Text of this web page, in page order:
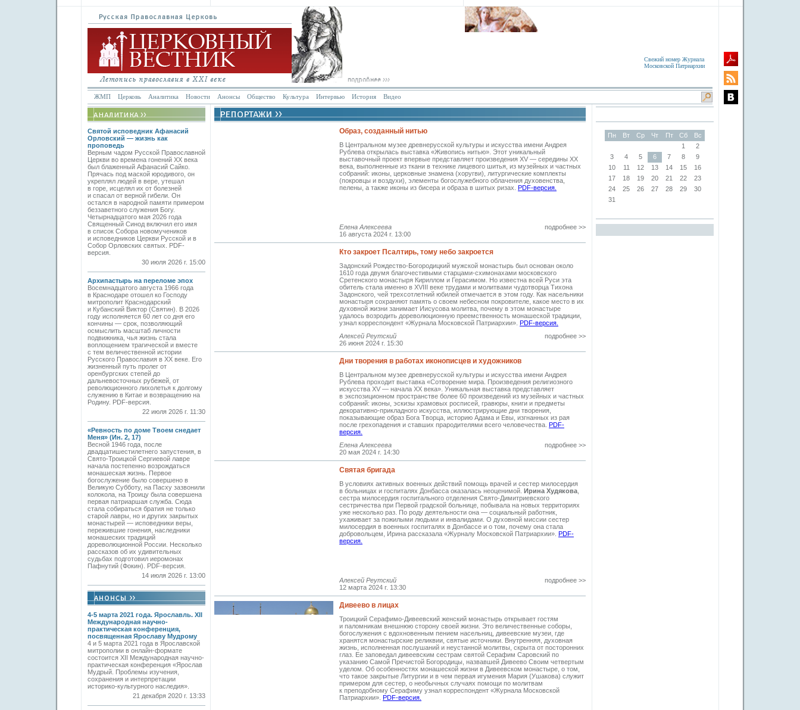
Свежий номер Журнала
Московской Патриархии
ЖМП Церковь Аналитика Новости Анонсы Общество Культура Интервью История Видео
Святой исповедник Афанасий
Орловский — жизнь как
проповедь
Верным чадом Русской Православной
Церкви во времена гонений XX века
был блаженный Афанасий Сайко.
Прячась под маской юродивого, он
укреплял людей в вере, утешал
в горе, исцелял их от болезней
и спасал от верной гибели. Он
остался в народной памяти примером
беззаветного служения Богу.
Четырнадцатого мая 2026 года
Священный Синод включил его имя
в список Собора новомучеников
и исповедников Церкви Русской и в
Собор Орловских святых. PDF-
версия.
30 июля 2026 г. 15:00
Архипастырь на переломе эпох
Восемнадцатого августа 1966 года
в Краснодаре отошел ко Господу
митрополит Краснодарский
и Кубанский Виктор (Святин). В 2026
году исполняется 60 лет со дня его
кончины — срок, позволяющий
осмыслить масштаб личности
подвижника, чья жизнь стала
воплощением трагической и вместе
с тем величественной истории
Русского Православия в XX веке. Его
жизненный путь пролег от
оренбургских степей до
дальневосточных рубежей, от
революционного лихолетья к долгому
служению в Китае и возвращению на
Родину. PDF-версия.
22 июля 2026 г. 11:30
«Ревность по доме Твоем снедает
Меня» (Ин. 2, 17)
Весной 1946 года, после
двадцатишестилетнего запустения, в
Свято-­Троицкой Сергиевой лавре
начала постепенно возрождаться
монашеская жизнь. Первое
богослужение было совершено в
Великую Субботу, на Пасху зазвонили
колокола, на Троицу была совершена
первая патриаршая служба. Сюда
стала собираться братия не только
старой лавры, но и других закрытых
монастырей — исповедники веры,
пережившие гонения, наследники
монашеских традиций
дореволюционной России. Несколько
рассказов об их удивительных
судьбах подготовил иеромонах
Пафнутий (Фокин). PDF-версия.
14 июля 2026 г. 13:00
4-5 марта 2021 года. Ярославль. XII
Международная научно-
практическая конференция,
посвященная Ярославу Мудрому
4 и 5 марта 2021 года в Ярославской
митрополии в онлайн-формате
состоится XII Международная научно-
практическая конференция «Ярослав
Мудрый. Проблемы изучения,
сохранения и интерпретации
историко-культурного наследия».
21 декабря 2020 г. 13:33
Образ, созданный нитью
В Центральном музее древнерусской культуры и искусства имени Андрея
Рублева открылась выставка «Живопись нитью». Этот уникальный
выставочный проект впервые представляет произведения XV — середины XX
века, выполненные из ткани в технике лицевого шитья, из музейных и частных
собраний: иконы, церковные знамена (хоругви), литургические комплекты
(покровцы и воздухи), элементы богослужебного облачения духовенства,
пелены, а также иконы из бисера и образа в шитых ризах. PDF-версия.
Елена Алексеева
16 августа 2024 г. 13:00
подробнее >>
Кто закроет Псалтирь, тому небо закроется
Задонский Рождество-Богородицкий мужской монастырь был основан около
1610 года двумя благочестивыми старцами-схимонахами московского
Сретенского монастыря Кириллом и Герасимом. Но известна всей Руси эта
обитель стала именно в XVIII веке трудами и молитвами чудотворца Тихона
Задонского, чей трехсотлетний юбилей отмечается в этом году. Как насельники
монастыря сохраняют память о своем небесном покровителе, какое место в их
духовной жизни занимает Иисусова молитва, почему в этом монастыре
удалось возродить дореволюционную преемственность монашеской традиции,
узнал корреспондент «Журнала Московской Патриархии». PDF-версия.
Алексей Реутский
26 июня 2024 г. 15:30
подробнее >>
Дни творения в работах иконописцев и художников
В Центральном музее древнерусской культуры и искусства имени Андрея
Рублева проходит выставка «Сотворение мира. Произведения религиозного
искусства XV — начала XX века». Уникальная выставка представляет
в экспозиционном пространстве более 60 произведений из музейных и частных
собраний: иконы, эскизы храмовых росписей, гравюры, книги и предметы
декоративно-прикладного искусства, иллюстрирующие дни творения,
показывающие образ Бога Творца, историю Адама и Евы, изгнанных из рая
после грехопадения и ставших прародителями всего человечества. PDF-
версия.
Елена Алексеева
20 мая 2024 г. 14:30
подробнее >>
Святая бригада
В условиях активных военных действий помощь врачей и сестер милосердия
в больницах и госпиталях Донбасса оказалась неоценимой. Ирина Худякова
сестра милосердия госпитального отделения Свято-Димитриевского
сестричества при Первой градской больнице, побывала на новых территориях
уже несколько раз. По роду деятельности она — социальный работник,
ухаживает за пожилыми людьми и инвалидами. О духовной миссии сестер
милосердия в военных госпиталях в Донбассе и о том, почему она стала
добровольцем, Ирина рассказала «Журналу Московской Патриархии». PDF-
версия.
Алексей Реутский
12 марта 2024 г. 13:30
подробнее >>
Дивеево в лицах
Троицкий Серафимо-Дивеевский женский монастырь открывает гостям
и паломникам внешнюю сторону своей жизни. Это величественные соборы,
богослужения с вдохновенным пением насельниц, дивеевские музеи, где
хранятся монастырские реликвии, святые источники. Внутренняя, духовная
жизнь, исполненная послушаний и неустанной молитвы, скрыта от посторонних
глаз. Ее заповедал дивеевским сестрам святой Серафим Саровский по
указанию Самой Пречистой Богородицы, назвавшей Дивеево Своим четвертым
уделом. Об особенностях монашеской жизни в Дивеевском монастыре, о том,
что такое закрытые Литургии и в чем первая игумения Мария (Ушакова) служит
примером для сестер, о необычных случаях помощи по молитвам
к преподобному Серафиму узнал корреспондент «Журнала Московской
Патриархии». PDF-версия.
Пн Вт Ср Чт Пт Сб
Вс
1
2
3
4 5 6 7 8
9
10
11 12 13 14 15
16
17
18 19 20 21 22
23
24
25 26 27 28 29
30
31